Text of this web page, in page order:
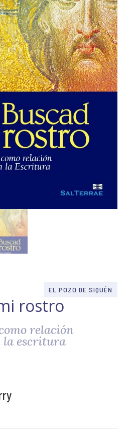
EL POZO DE SIQUÉN
rostro
relación
la escritura